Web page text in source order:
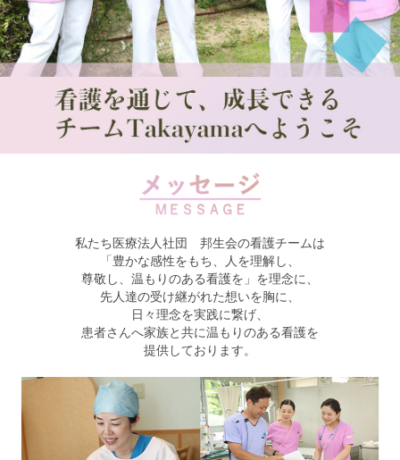
私たち医療法人社団 邦生会の看護チームは
「豊かな感性をもち、人を理解し、
尊敬し、温もりのある看護を」を理念に、
先人達の受け継がれた想いを胸に、
日々理念を実践に繋げ、
患者さんへ家族と共に温もりのある看護を
提供しております。